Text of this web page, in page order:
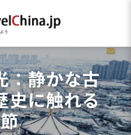
：静かな古
史に触れる